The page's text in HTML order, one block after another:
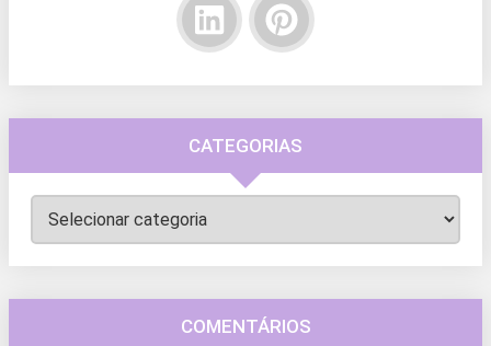
CATEGORIAS
Categorias
COMENTÁRIOS